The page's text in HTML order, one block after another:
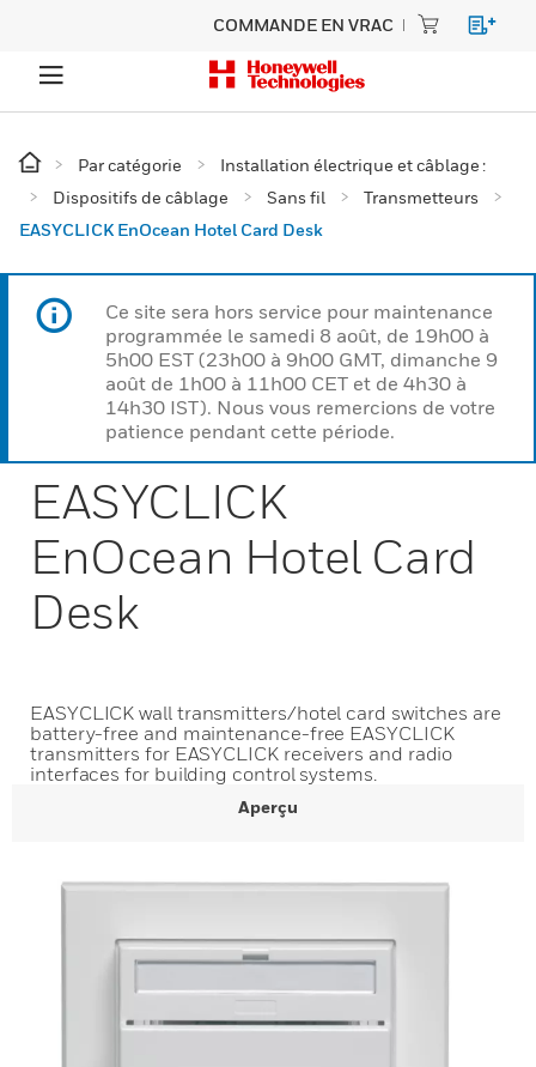
COMMANDE EN VRAC
Par catégorie
Installation électrique et câblage :
Dispositifs de câblage
Sans fil
Transmetteurs
EASYCLICK EnOcean Hotel Card Desk
Ce site sera hors service pour maintenance
programmée le samedi 8 août, de 19h00 à
5h00 EST (23h00 à 9h00 GMT, dimanche 9
août de 1h00 à 11h00 CET et de 4h30 à
14h30 IST). Nous vous remercions de votre
patience pendant cette période.
EASYCLICK
EnOcean Hotel Card
Desk
EASYCLICK wall transmitters/hotel card switches are
battery-free and maintenance-free EASYCLICK
transmitters for EASYCLICK receivers and radio
interfaces for building control systems.
Aperçu